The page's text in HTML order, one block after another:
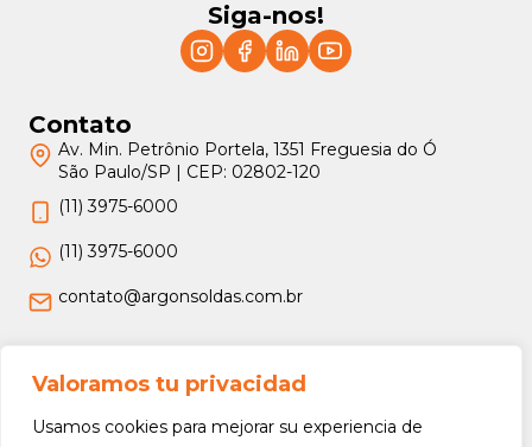
Valoramos tu privacidad
Usamos cookies para mejorar su experiencia de
Siga-nos!
Contato
Av. Min. Petrônio Portela, 1351 Freguesia do Ó
São Paulo/SP | CEP: 02802-120
(11) 3975-6000
(11) 3975-6000
contato@argonsoldas.com.br
Jurídico
Termos e Condições
Política de Privacidade